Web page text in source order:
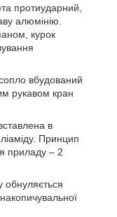
протиударний,
алюмінію.
курок
вбудований
рукавом кран
в
Принцип
приладу – 2
обнуляється